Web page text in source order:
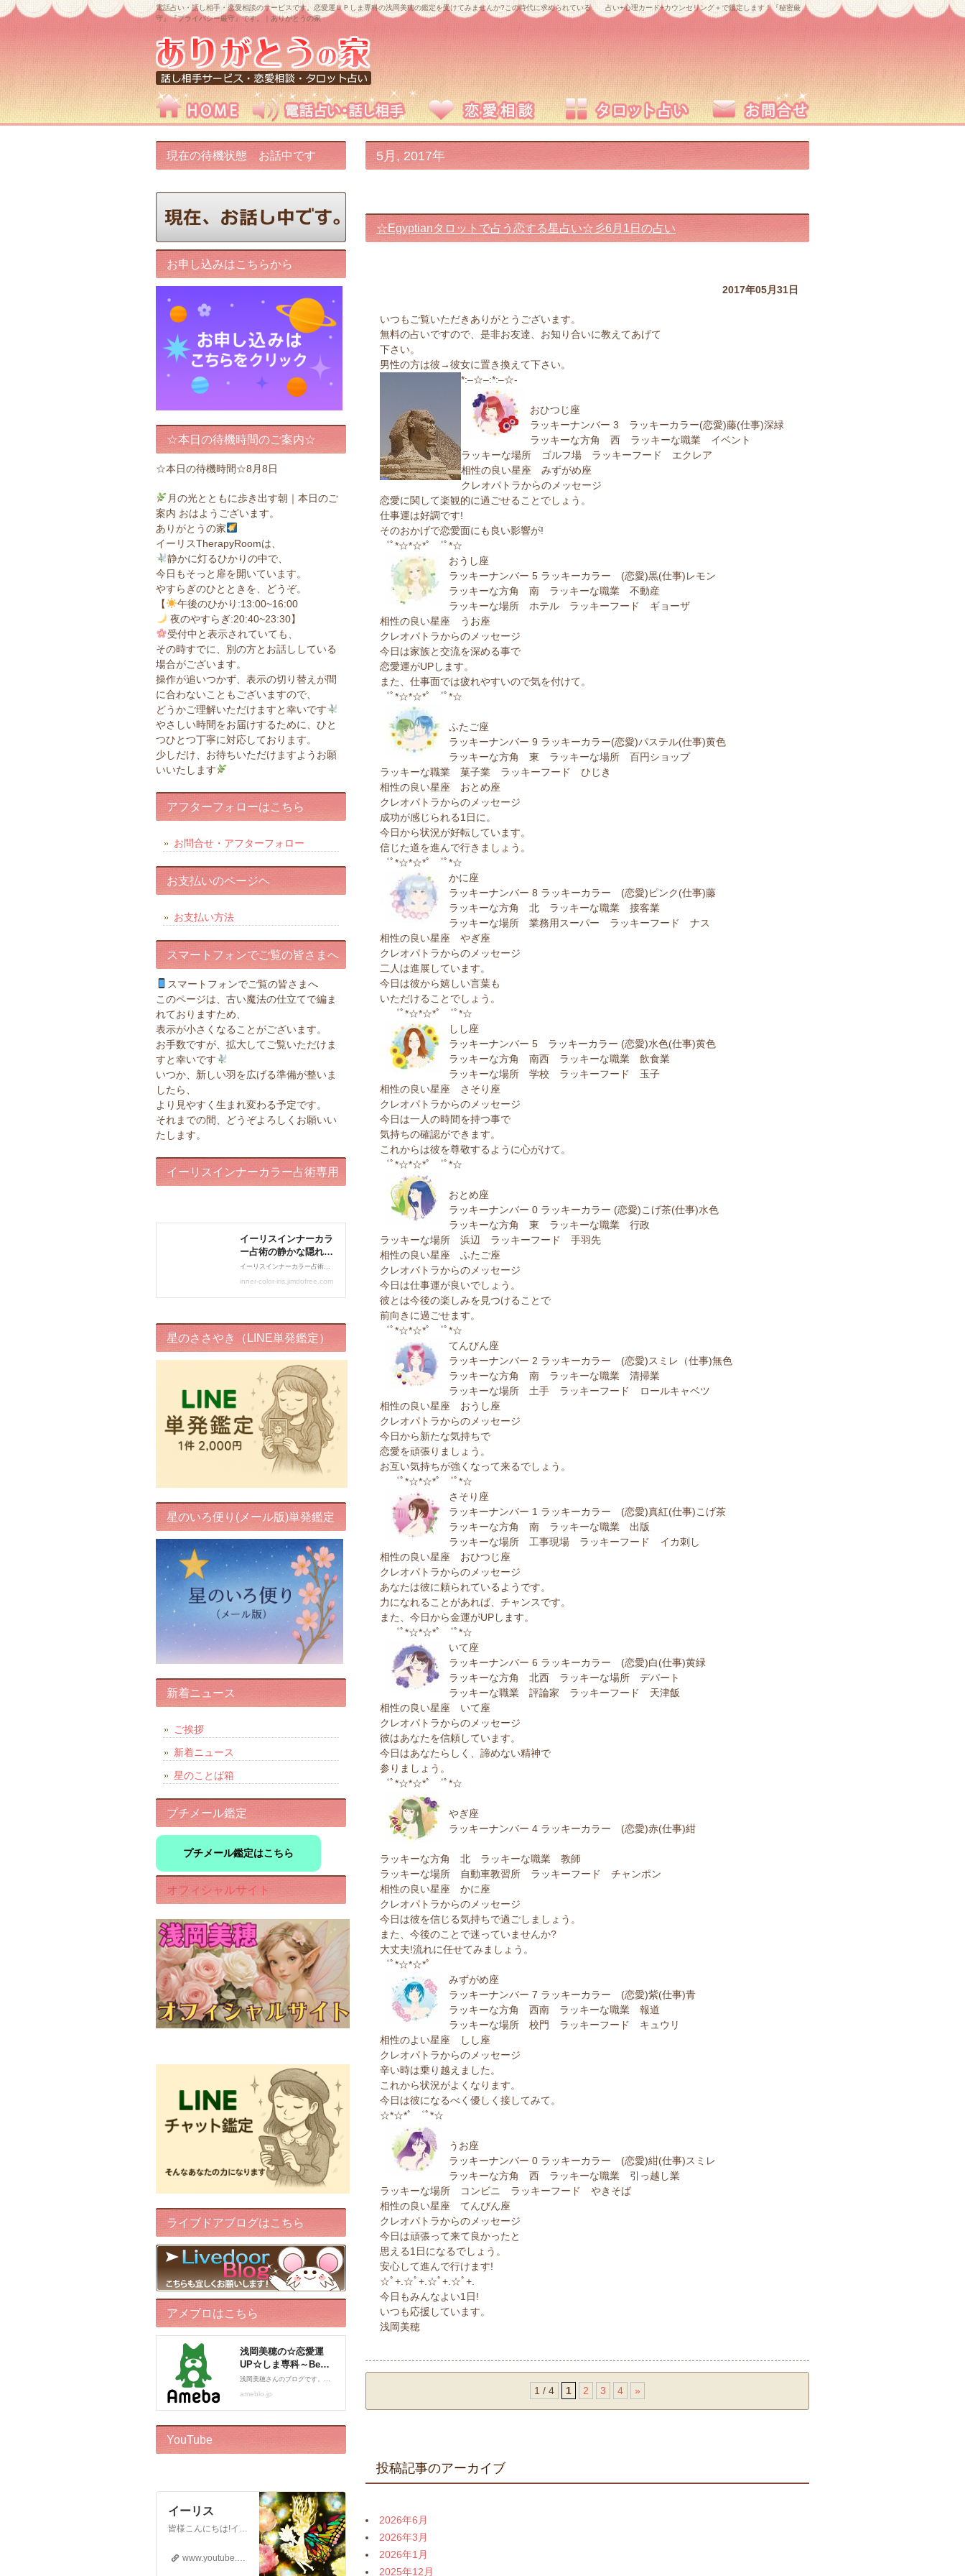
電話占い・話し相手・恋愛相談のサービスです。恋愛運ＵＰしま専科の浅岡美穂の鑑定を受けてみませんか?この時代に求められている 占い+心理カード+カウンセリング＋で鑑定します！『秘密厳
守』『プライバシー厳守』です。｜ありがとうの家
5月, 2017年
☆Egyptianタロットで占う恋する星占い☆彡6月1日の占い
2017年05月31日
いつもご覧いただきありがとうございます。
無料の占いですので、是非お友達、お知り合いに教えてあげて
下さい。
男性の方は彼→彼女に置き換えて下さい。
*:–☆–:*:–☆-
おひつじ座
ラッキーナンバー 3 ラッキーカラー(恋愛)藤(仕事)深緑
ラッキーな方角 西 ラッキーな職業 イベント
ラッキーな場所 ゴルフ場 ラッキーフード エクレア
相性の良い星座 みずがめ座
クレオパトラからのメッセージ
恋愛に関して楽観的に過ごせることでしょう。
仕事運は好調です!
そのおかげで恋愛面にも良い影響が!
゜ﾟ*☆*☆*ﾟ ゜ﾟ*☆
おうし座
ラッキーナンバー 5 ラッキーカラー (恋愛)黒(仕事)レモン
ラッキーな方角 南 ラッキーな職業 不動産
ラッキーな場所 ホテル ラッキーフード ギョーザ
相性の良い星座 うお座
クレオパトラからのメッセージ
今日は家族と交流を深める事で
恋愛運がUPします。
また、仕事面では疲れやすいので気を付けて。
゜ﾟ*☆*☆*ﾟ ゜ﾟ*☆
ふたご座
ラッキーナンバー 9 ラッキーカラー(恋愛)パステル(仕事)黄色
ラッキーな方角 東 ラッキーな場所 百円ショップ
ラッキーな職業 菓子業 ラッキーフード ひじき
相性の良い星座 おとめ座
クレオパトラからのメッセージ
成功が感じられる1日に。
今日から状況が好転しています。
信じた道を進んで行きましょう。
゜ﾟ*☆*☆*ﾟ ゜ﾟ*☆
かに座
ラッキーナンバー 8 ラッキーカラー (恋愛)ピンク(仕事)藤
ラッキーな方角 北 ラッキーな職業 接客業
ラッキーな場所 業務用スーパー ラッキーフード ナス
相性の良い星座 やぎ座
クレオパトラからのメッセージ
二人は進展しています。
今日は彼から嬉しい言葉も
いただけることでしょう。
゜ﾟ*☆*☆*ﾟ ゜ﾟ*☆
しし座
ラッキーナンバー 5 ラッキーカラー (恋愛)水色(仕事)黄色
ラッキーな方角 南西 ラッキーな職業 飲食業
ラッキーな場所 学校 ラッキーフード 玉子
相性の良い星座 さそり座
クレオパトラからのメッセージ
今日は一人の時間を持つ事で
気持ちの確認ができます。
これからは彼を尊敬するように心がけて。
゜ﾟ*☆*☆*ﾟ ゜ﾟ*☆
おとめ座
ラッキーナンバー 0 ラッキーカラー (恋愛)こげ茶(仕事)水色
ラッキーな方角 東 ラッキーな職業 行政
ラッキーな場所 浜辺 ラッキーフード 手羽先
相性の良い星座 ふたご座
クレオバトラからのメッセージ
今日は仕事運が良いでしょう。
彼とは今後の楽しみを見つけることで
前向きに過ごせます。
゜ﾟ*☆*☆*ﾟ ゜ﾟ*☆
てんびん座
ラッキーナンバー 2 ラッキーカラー (恋愛)スミレ（仕事)無色
ラッキーな方角 南 ラッキーな職業 清掃業
ラッキーな場所 土手 ラッキーフード ロールキャベツ
相性の良い星座 おうし座
クレオパトラからのメッセージ
今日から新たな気持ちで
恋愛を頑張りましょう。
お互い気持ちが強くなって来るでしょう。
゜ﾟ*☆*☆*ﾟ ゜ﾟ*☆
さそり座
ラッキーナンバー 1 ラッキーカラー (恋愛)真紅(仕事)こげ茶
ラッキーな方角 南 ラッキーな職業 出版
ラッキーな場所 工事現場 ラッキーフード イカ刺し
相性の良い星座 おひつじ座
クレオパトラからのメッセージ
あなたは彼に頼られているようです。
力になれることがあれば、チャンスです。
また、今日から金運がUPします。
゜ﾟ*☆*☆*ﾟ ゜ﾟ*☆
いて座
ラッキーナンバー 6 ラッキーカラー (恋愛)白(仕事)黄緑
ラッキーな方角 北西 ラッキーな場所 デパート
ラッキーな職業 評論家 ラッキーフード 天津飯
相性の良い星座 いて座
クレオパトラからのメッセージ
彼はあなたを信頼しています。
今日はあなたらしく、諦めない精神で
参りましょう。
゜ﾟ*☆*☆*ﾟ ゜ﾟ*☆
やぎ座
ラッキーナンバー 4 ラッキーカラー (恋愛)赤(仕事)紺
ラッキーな方角 北 ラッキーな職業 教師
ラッキーな場所 自動車教習所 ラッキーフード チャンポン
相性の良い星座 かに座
クレオパトラからのメッセージ
今日は彼を信じる気持ちで過ごしましょう。
また、今後のことで迷っていませんか?
大丈夫!流れに任せてみましょう。
゜ﾟ*☆*☆*ﾟ
みずがめ座
ラッキーナンバー 7 ラッキーカラー (恋愛)紫(仕事)青
ラッキーな方角 西南 ラッキーな職業 報道
ラッキーな場所 校門 ラッキーフード キュウリ
相性のよい星座 しし座
クレオパトラからのメッセージ
辛い時は乗り越えました。
これから状況がよくなります。
今日は彼になるべく優しく接してみて。
☆*☆*ﾟ ゜ﾟ*☆
うお座
ラッキーナンバー 0 ラッキーカラー (恋愛)紺(仕事)スミレ
ラッキーな方角 西 ラッキーな職業 引っ越し業
ラッキーな場所 コンビニ ラッキーフード やきそば
相性の良い星座 てんびん座
クレオパトラからのメッセージ
今日は頑張って来て良かったと
思える1日になるでしょう。
安心して進んで行けます!
☆ﾟ+.☆ﾟ+.☆ﾟ+.☆ﾟ+.
今日もみんなよい1日!
いつも応援しています。
浅岡美穂
1 / 4 1 2 3 4 »
投稿記事のアーカイブ
2026年6月
2026年3月
2026年1月
2025年12月
現在の待機状態 お話中です
お申し込みはこちらから
☆本日の待機時間のご案内☆
☆本日の待機時間☆8月8日
月の光とともに歩き出す朝｜本日のご
案内 おはようございます。
ありがとうの家
イーリスTherapyRoomは、
静かに灯るひかりの中で、
今日もそっと扉を開いています。
やすらぎのひとときを、どうぞ。
【
午後のひかり:13:00~16:00
夜のやすらぎ:20:40~23:30】
受付中と表示されていても、
その時すでに、別の方とお話ししている
場合がございます。
操作が追いつかず、表示の切り替えが間
に合わないこともございますので、
どうかご理解いただけますと幸いです
やさしい時間をお届けするために、ひと
つひとつ丁寧に対応しております。
少しだけ、お待ちいただけますようお願
いいたします
アフターフォローはこちら
お問合せ・アフターフォロー
お支払いのページヘ
お支払い方法
スマートフォンでご覧の皆さまへ
スマートフォンでご覧の皆さまへ
このページは、古い魔法の仕立てで編ま
れておりますため、
表示が小さくなることがございます。
お手数ですが、拡大してご覧いただけま
すと幸いです
いつか、新しい羽を広げる準備が整いま
したら、
より見やすく生まれ変わる予定です。
それまでの間、どうぞよろしくお願いい
たします。
イーリスインナーカラー占術専用
星のささやき（LINE単発鑑定）
星のいろ便り(メール版)単発鑑定
新着ニュース
ご挨拶
新着ニュース
星のことば箱
プチメール鑑定
プチメール鑑定はこちら
オフィシャルサイト
ライブドアブログはこちら
アメブロはこちら
YouTube
イーリス
皆様こんにちは!イーリスです! ドリーバーチュー博士公認 エンジェル・イントゥイティブ（AI）™です。 心理カウンセラー、カードセラピスト、アドバイザー、執筆をしております。 このチャンネルはボランティアでお届けしております。私自身がオラクルカードに救われた一人なので、 誰かのお役に立ちたいという気持ちからスタートいたしました! ※2018年12月22日から…
www.youtube.com